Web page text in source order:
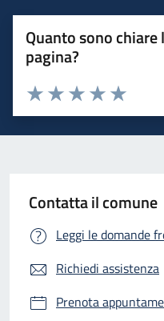
Quanto sono
pagina?
Valuta 5
Valuta 4
Valuta 3 stelle su
Valuta 2 stelle su 5
Valuta 1 stelle su 5
Contatta il comune
Leggi le domande
Richiedi assistenza
Prenota